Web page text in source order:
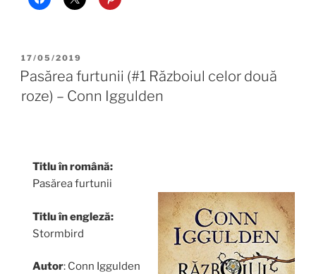
POSTED
ON
17/05/2019
Pasărea furtunii (#1 Războiul celor două
roze) – Conn Iggulden
Titlu în română:
Pasărea furtunii
Titlu în engleză:
Stormbird
Autor: Conn Iggulden